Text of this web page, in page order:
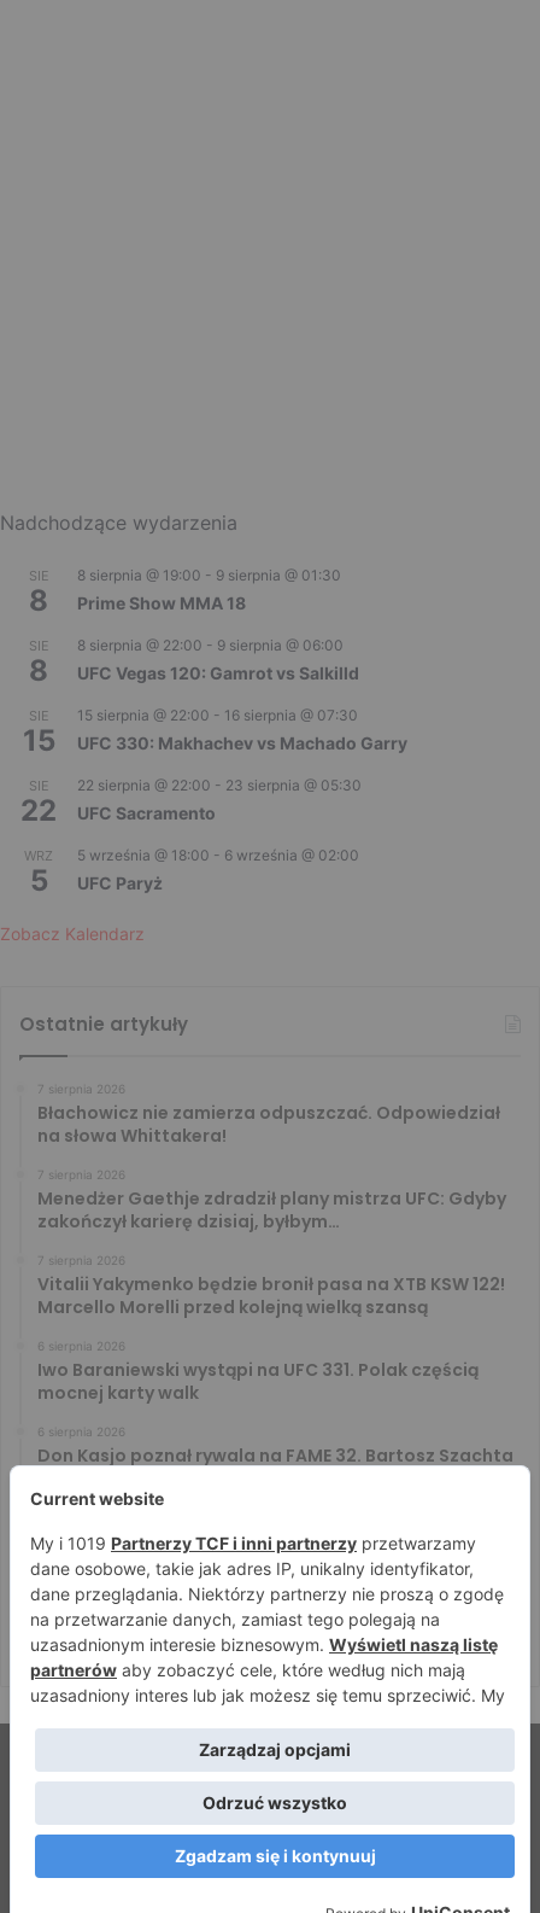
Nadchodzące wydarzenia
SIE
8
8 sierpnia @ 19:00 - 9 sierpnia @ 01:30
Prime Show MMA 18
SIE
8
8 sierpnia @ 22:00 - 9 sierpnia @ 06:00
UFC Vegas 120: Gamrot vs Salkilld
SIE
15
15 sierpnia @ 22:00 - 16 sierpnia @ 07:30
UFC 330: Makhachev vs Machado Garry
SIE
22
22 sierpnia @ 22:00 - 23 sierpnia @ 05:30
UFC Sacramento
WRZ
5
5 września @ 18:00 - 6 września @ 02:00
UFC Paryż
Zobacz Kalendarz
Ostatnie artykuły
7 sierpnia 2026
Błachowicz nie zamierza odpuszczać. Odpowiedział
na słowa Whittakera!
7 sierpnia 2026
Menedżer Gaethje zdradził plany mistrza UFC: Gdyby
zakończył karierę dzisiaj, byłbym…
7 sierpnia 2026
Vitalii Yakymenko będzie bronił pasa na XTB KSW 122!
Marcello Morelli przed kolejną wielką szansą
6 sierpnia 2026
Iwo Baraniewski wystąpi na UFC 331. Polak częścią
mocnej karty walk
6 sierpnia 2026
Don Kasjo poznał rywala na FAME 32. Bartosz Szachta
Niepokonany Włodarczyk zawalczy o ranking! Na XTB
KSW 122 zmierzy się z Paivą
5 sierpnia 2026
Mateusz DON DIEGO Kubiszyn o rywalu na GROMDA 26.
Kibice typują trzy nazwiska
Home
Redakcja Kontakt
FacebookYouTube
RSS